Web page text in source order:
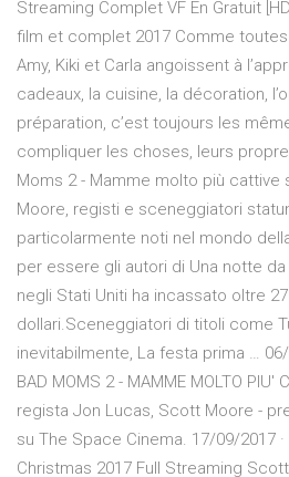
Streaming Complet VF En Gratuit
film et complet 2017 Comme
Amy, Kiki et Carla angoissent à
cadeaux, la cuisine, la décoration,
préparation, c’est toujours les
compliquer les choses, leurs
Moms 2 - Mamme molto più
Moore, registi e sceneggiatori
particolarmente noti nel mondo
per essere gli autori di Una notte
negli Stati Uniti ha incassato oltre
dollari.Sceneggiatori di titoli come
inevitabilmente, La festa prima … 06/
BAD MOMS 2 - MAMME MOLTO PIU'
regista Jon Lucas, Scott Moore -
su The Space Cinema. 17/09/2017
Christmas 2017 Full Streaming